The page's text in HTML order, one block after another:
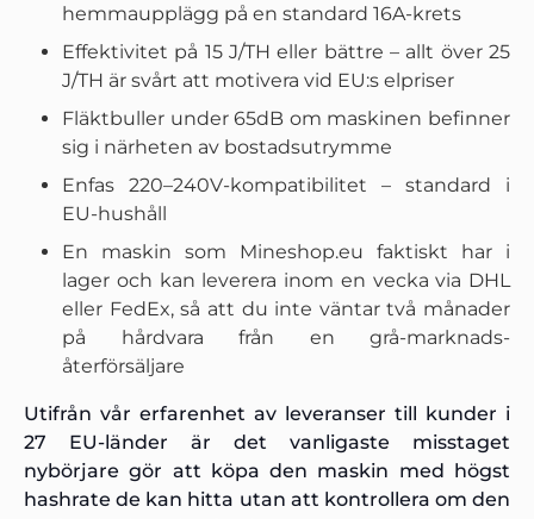
hemmaupplägg på en standard 16A-krets
Effektivitet på 15 J/TH eller bättre – allt över 25
J/TH är svårt att motivera vid EU:s elpriser
Fläktbuller under 65dB om maskinen befinner
sig i närheten av bostadsutrymme
Enfas 220–240V-kompatibilitet – standard i
EU-hushåll
En maskin som Mineshop.eu faktiskt har i
lager och kan leverera inom en vecka via DHL
eller FedEx, så att du inte väntar två månader
på hårdvara från en grå-marknads-
återförsäljare
Utifrån vår erfarenhet av leveranser till kunder i
27 EU-länder är det vanligaste misstaget
nybörjare gör att köpa den maskin med högst
hashrate de kan hitta utan att kontrollera om den